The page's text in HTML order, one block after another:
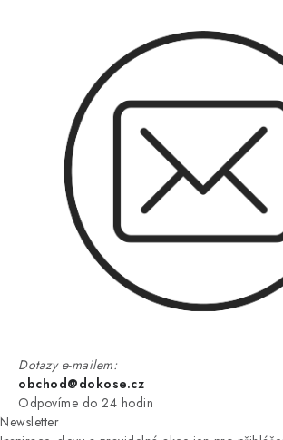
Dotazy e-mailem:
obchod@dokose.cz
Odpovíme do 24 hodin
Newsletter